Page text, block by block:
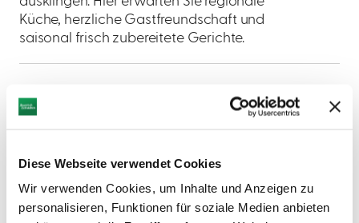
Diese Webseite verwendet Cookies
Wir verwenden Cookies, um Inhalte und Anzeigen zu
personalisieren, Funktionen für soziale Medien anbieten
Küche, herzliche Gastfreundschaft und
saisonal frisch zubereitete Gerichte.